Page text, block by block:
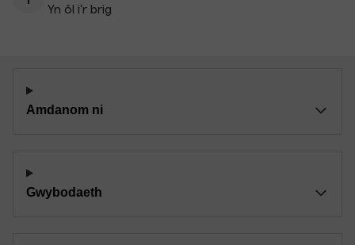
Yn ôl i’r brig
Amdanom ni
Gwybodaeth